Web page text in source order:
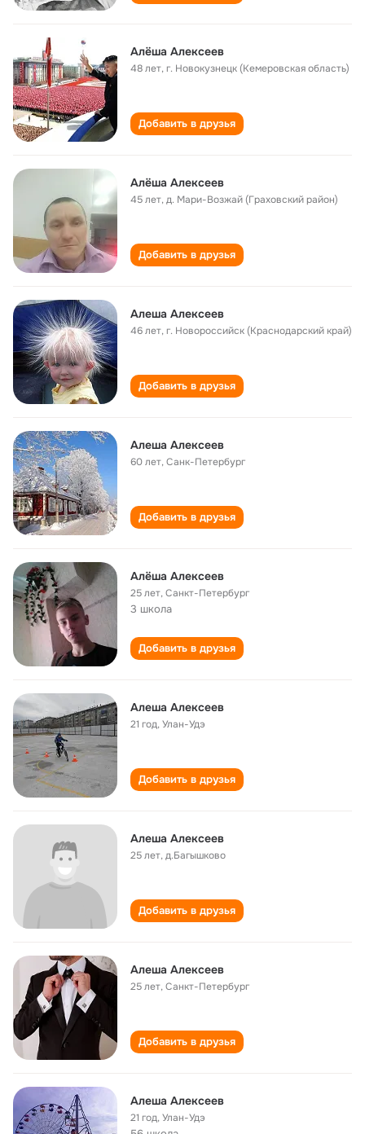
Алёша Алексеев
48 лет,г. Новокузнецк (Кемеровская область)
Добавить в друзья
Алёша Алексеев
45 лет,д. Мари-Возжай (Граховский район)
Добавить в друзья
Алеша Алексеев
46 лет,г. Новороссийск (Краснодарский край)
Добавить в друзья
Алеша Алексеев
60 лет,Санк-Петербург
Добавить в друзья
Алёша Алексеев
25 лет,Санкт-Петербург
3 школа
Добавить в друзья
Алеша Алексеев
21 год,Улан-Удэ
Добавить в друзья
Алеша Алексеев
25 лет,д.Багышково
Добавить в друзья
Алеша Алексеев
25 лет,Санкт-Петербург
Добавить в друзья
Алеша Алексеев
21 год,Улан-Удэ